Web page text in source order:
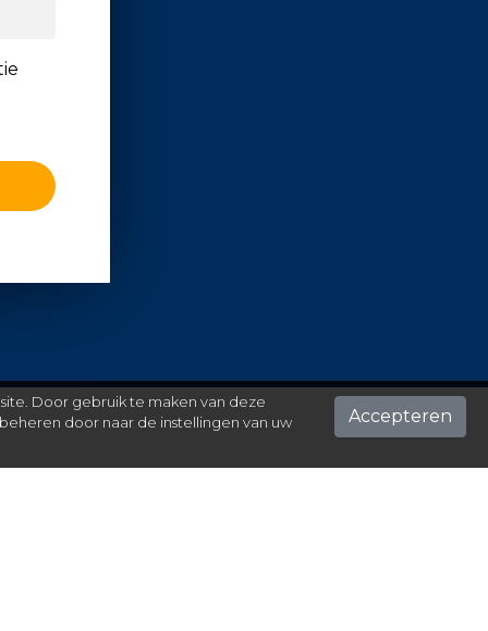
Door gebruik te maken van deze
door naar de instellingen van uw
Accepteren